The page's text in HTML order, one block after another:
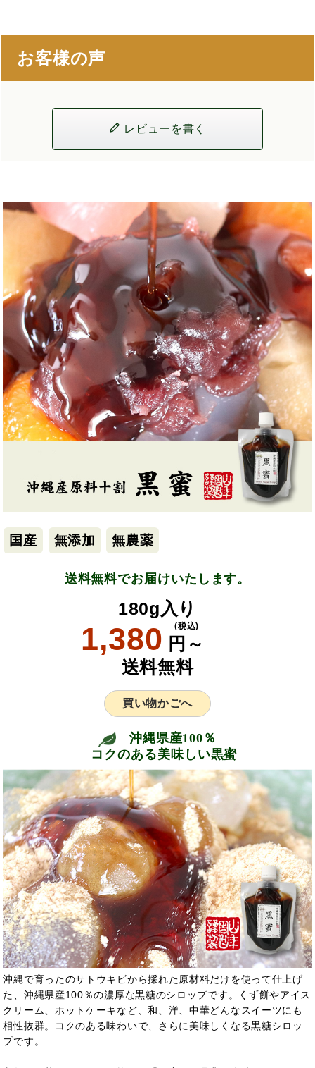
お客様の声
レビューを書く
国産 無添加 無農薬
送料無料でお届けいたします。
180g入り
1,380 円～
(税込)
送料無料
買い物かごへ
沖縄県産100％
コクのある美味しい黒蜜
沖縄で育ったのサトウキビから採れた原材料だけを使って仕上げ
た、沖縄県産100％の濃厚な黒糖のシロップです。くず餅やアイス
クリーム、ホットケーキなど、和、洋、中華どんなスイーツにも
相性抜群。コクのある味わいで、さらに美味しくなる黒糖シロッ
プです。